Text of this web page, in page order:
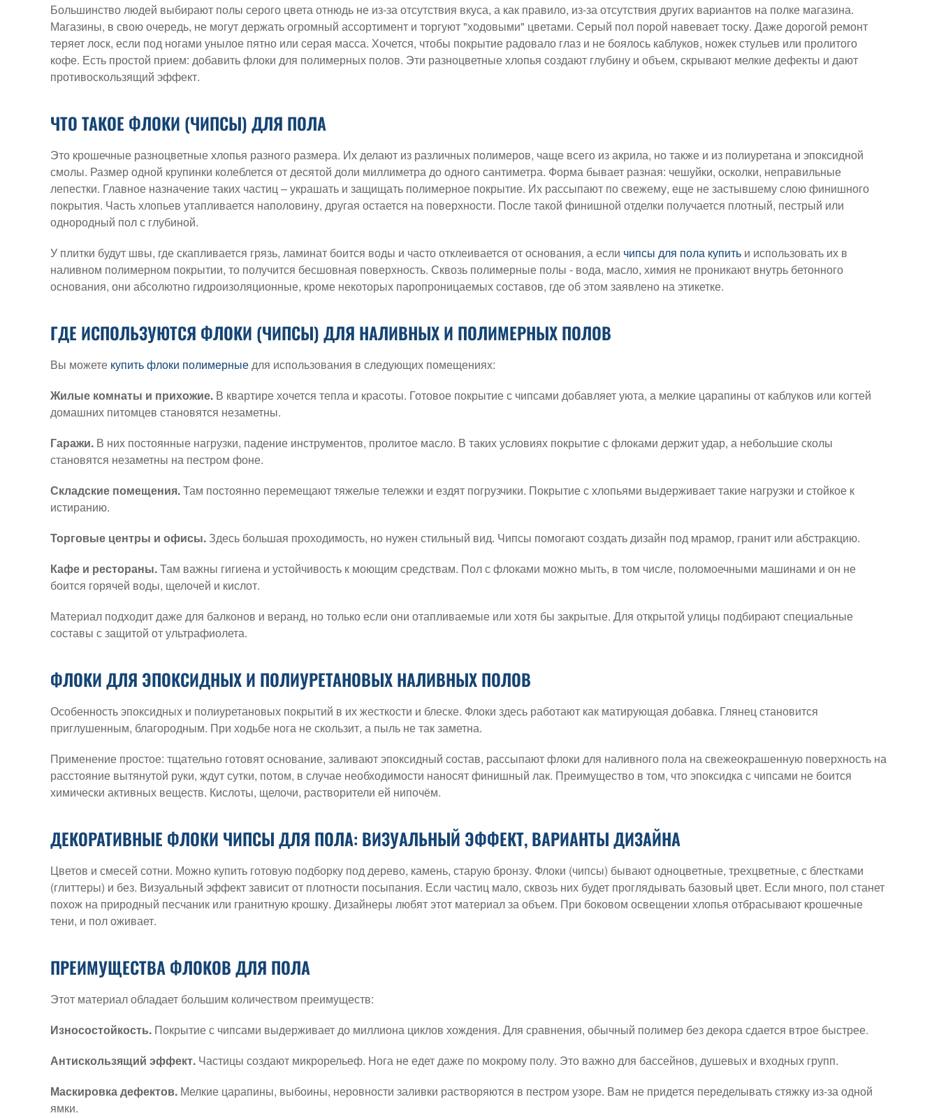
Большинство людей выбирают полы серого цвета отнюдь не из-за отсутствия вкуса, а как правило, из-за отсутствия других вариантов на полке магазина.
Магазины, в свою очередь, не могут держать огромный ассортимент и торгуют "ходовыми" цветами. Серый пол порой навевает тоску. Даже дорогой ремонт
теряет лоск, если под ногами унылое пятно или серая масса. Хочется, чтобы покрытие радовало глаз и не боялось каблуков, ножек стульев или пролитого
кофе. Есть простой прием: добавить флоки для полимерных полов. Эти разноцветные хлопья создают глубину и объем, скрывают мелкие дефекты и дают
противоскользящий эффект.
ЧТО ТАКОЕ ФЛОКИ (ЧИПСЫ) ДЛЯ ПОЛА
Это крошечные разноцветные хлопья разного размера. Их делают из различных полимеров, чаще всего из акрила, но также и из полиуретана и эпоксидной
смолы. Размер одной крупинки колеблется от десятой доли миллиметра до одного сантиметра. Форма бывает разная: чешуйки, осколки, неправильные
лепестки. Главное назначение таких частиц – украшать и защищать полимерное покрытие. Их рассыпают по свежему, еще не застывшему слою финишного
покрытия. Часть хлопьев утапливается наполовину, другая остается на поверхности. После такой финишной отделки получается плотный, пестрый или
однородный пол с глубиной.
У плитки будут швы, где скапливается грязь, ламинат боится воды и часто отклеивается от основания, а если чипсы для пола купить и использовать их в
наливном полимерном покрытии, то получится бесшовная поверхность. Сквозь полимерные полы - вода, масло, химия не проникают внутрь бетонного
основания, они абсолютно гидроизоляционные, кроме некоторых паропроницаемых составов, где об этом заявлено на этикетке.
ГДЕ ИСПОЛЬЗУЮТСЯ ФЛОКИ (ЧИПСЫ) ДЛЯ НАЛИВНЫХ И ПОЛИМЕРНЫХ ПОЛОВ
Вы можете купить флоки полимерныедля использования в следующих помещениях:
Жилые комнаты и прихожие. В квартире хочется тепла и красоты. Готовое покрытие с чипсами добавляет уюта, а мелкие царапины от каблуков или когтей
домашних питомцев становятся незаметны.
Гаражи. В них постоянные нагрузки, падение инструментов, пролитое масло. В таких условиях покрытие с флоками держит удар, а небольшие сколы
становятся незаметны на пестром фоне.
Складские помещения.Там постоянно перемещают тяжелые тележки и ездят погрузчики. Покрытие с хлопьями выдерживает такие нагрузки и стойкое к
истиранию.
Торговые центры и офисы. Здесь большая проходимость, но нужен стильный вид. Чипсы помогают создать дизайн под мрамор, гранит или абстракцию.
Кафе и рестораны.Там важны гигиена и устойчивость к моющим средствам. Пол с флоками можно мыть, в том числе, поломоечными машинами и он не
боится горячей воды, щелочей и кислот.
Материал подходит даже для балконов и веранд, но только если они отапливаемые или хотя бы закрытые. Для открытой улицы подбирают специальные
составы с защитой от ультрафиолета.
ФЛОКИ ДЛЯ ЭПОКСИДНЫХ И ПОЛИУРЕТАНОВЫХ НАЛИВНЫХ ПОЛОВ
Особенность эпоксидных и полиуретановых покрытий в их жесткости и блеске. Флоки здесь работают как матирующая добавка. Глянец становится
приглушенным, благородным. При ходьбе нога не скользит, а пыль не так заметна.
Применение простое: тщательно готовят основание, заливают эпоксидный состав, рассыпают флоки для наливного пола на свежеокрашенную поверхность на
расстояние вытянутой руки, ждут сутки, потом, в случае необходимости наносят финишный лак. Преимущество в том, что эпоксидка с чипсами не боится
химически активных веществ. Кислоты, щелочи, растворители ей нипочём.
ДЕКОРАТИВНЫЕ ФЛОКИ ЧИПСЫ ДЛЯ ПОЛА: ВИЗУАЛЬНЫЙ ЭФФЕКТ, ВАРИАНТЫ ДИЗАЙНА
Цветов и смесей сотни. Можно купить готовую подборку под дерево, камень, старую бронзу. Флоки (чипсы) бывают одноцветные, трехцветные, с блестками
(глиттеры) и без. Визуальный эффект зависит от плотности посыпания. Если частиц мало, сквозь них будет проглядывать базовый цвет. Если много, пол станет
похож на природный песчаник или гранитную крошку. Дизайнеры любят этот материал за объем. При боковом освещении хлопья отбрасывают крошечные
тени, и пол оживает.
ПРЕИМУЩЕСТВА ФЛОКОВ ДЛЯ ПОЛА
Этот материал обладает большим количеством преимуществ:
Износостойкость. Покрытие с чипсами выдерживает до миллиона циклов хождения. Для сравнения, обычный полимер без декора сдается втрое быстрее.
Антискользящий эффект. Частицы создают микрорельеф. Нога не едет даже по мокрому полу. Это важно для бассейнов, душевых и входных групп.
Маскировка дефектов. Мелкие царапины, выбоины, неровности заливки растворяются в пестром узоре. Вам не придется переделывать стяжку из‑за одной
ямки.